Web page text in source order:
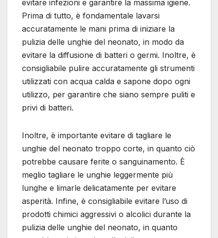
evitare infezioni e garantire la massima igiene.
Prima di tutto, è fondamentale lavarsi
accuratamente le mani prima di iniziare la
pulizia delle unghie del neonato, in modo da
evitare la diffusione di batteri o germi. Inoltre, è
consigliabile pulire accuratamente gli strumenti
utilizzati con acqua calda e sapone dopo ogni
utilizzo, per garantire che siano sempre puliti e
privi di batteri.
Inoltre, è importante evitare di tagliare le
unghie del neonato troppo corte, in quanto ciò
potrebbe causare ferite o sanguinamento. È
meglio tagliare le unghie leggermente più
lunghe e limarle delicatamente per evitare
asperità. Infine, è consigliabile evitare l’uso di
prodotti chimici aggressivi o alcolici durante la
pulizia delle unghie del neonato, in quanto